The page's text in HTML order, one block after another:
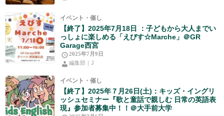
イベント・催し
【終了】2025年7月18日 ：子どもから大人までい
っしょに楽しめる「えびす☆Marche」＠GR
Garage西宮
2025年7月9日
編集部｜J
イベント・催し
【終了】2025年７月26日(土)：キッズ・イングリ
ッシュセミナー『歌と童話で親しむ 日常の英語表
現』参加者募集中！！＠大手前大学